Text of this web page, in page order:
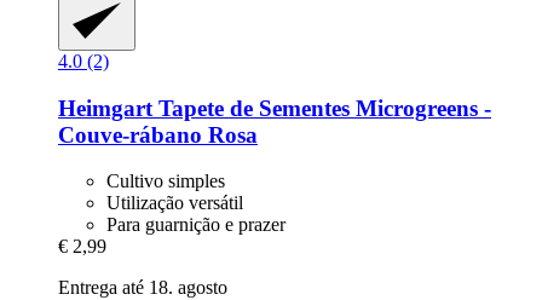
4.0 (2)
Heimgart Tapete de Sementes Microgreens -​
Couve-​rábano Rosa
Cultivo simples
Utilização versátil
Para guarnição e prazer
€ 2,99
Entrega até 18. agosto